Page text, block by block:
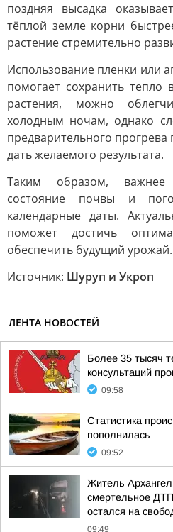
поздняя высадка
тёплой земле корни
растение стремительно
Использование пленки или
помогает сохранить
растения, можно
холодным ночам, однако
предварительного
дать желаемого результата.
Таким образом, важнее
состояние почвы и
календарные даты.
поможет достичь
обеспечить будущий урожай.
Источник: Шуруп и Укроп
ЛЕНТА НОВОСТЕЙ
Более 35 тысяч
консультаций
09:58
Статистика
пополнилась
09:52
Житель
смертельное
остался на
09:49